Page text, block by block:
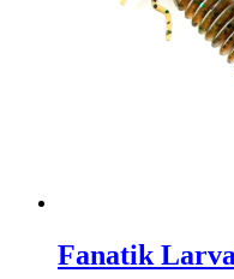
Fanatik